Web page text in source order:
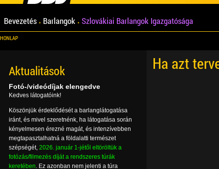
Bevezetés Barlangok Szlovákiai Barlangok Igazgatósága
HONLAP
Ha azt
Aktualitások
Fotó-/videódíjak elengedve
Kedves látogatóink!
Köszönjük érdeklődését a barlanglátogatása
iránt, és mivel szeretnénk, ha látogatása során
kényelmesen érezné magát, és intenzívebben
megtapasztalhatná a földalatti természet
szépségét, 2026. január 1-jétől eltöröltük a
fotózás/filmezés díját a rendszeres túrák
keretében. Ez azonban nem jelenti a túra